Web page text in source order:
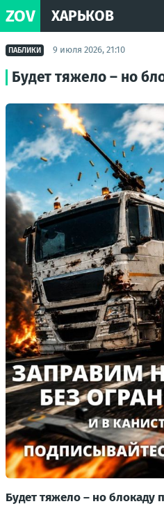
ZOV ХАРЬКОВ
ПАБЛИКИ 9 июля 2026, 21:10
Будет тяжело – но
Будет тяжело – но блокаду